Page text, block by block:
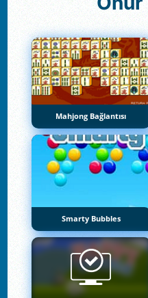
Mahjong Bağlantısı
Smarty Bubbles